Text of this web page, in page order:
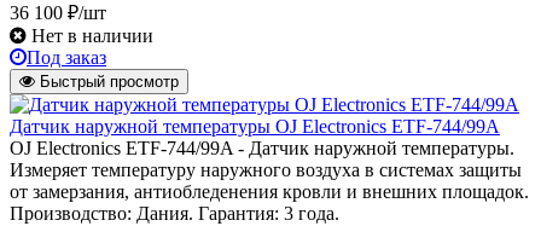
36 100 ₽/шт
Нет в наличии
Под заказ
Быстрый просмотр
Датчик наружной температуры OJ Electronics ETF-744/99A
OJ Electronics ETF-744/99A - Датчик наружной температуры.
Измеряет температуру наружного воздуха в системах защиты
от замерзания, антиобледенения кровли и внешних площадок.
Производство: Дания. Гарантия: 3 года.